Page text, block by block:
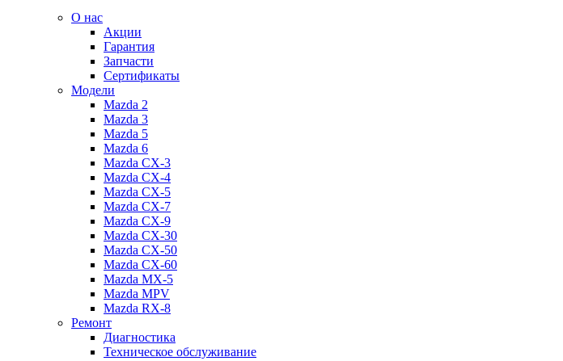
О нас
Акции
Гарантия
Запчасти
Сертификаты
Модели
Mazda 2
Mazda 3
Mazda 5
Mazda 6
Mazda СХ-3
Mazda СХ-4
Mazda СХ-5
Mazda CX-7
Mazda CX-9
Mazda CX-30
Mazda СХ-50
Mazda СХ-60
Mazda MX-5
Mazda MPV
Mazda RX-8
Ремонт
Диагностика
Техническое обслуживание